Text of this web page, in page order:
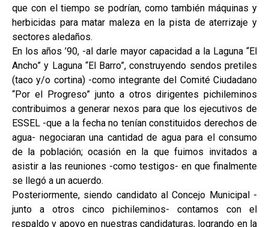
que con el tiempo se podrían, como también máquinas y
herbicidas para matar maleza en la pista de aterrizaje y
sectores aledaños.
En los años ’90, -al darle mayor capacidad a la Laguna “El
Ancho” y Laguna “El Barro”, construyendo sendos pretiles
(taco y/o cortina) -como integrante del Comité Ciudadano
“Por el Progreso” junto a otros dirigentes pichileminos
contribuimos a generar nexos para que los ejecutivos de
ESSEL -que a la fecha no tenían constituidos derechos de
agua- negociaran una cantidad de agua para el consumo
de la población; ocasión en la que fuimos invitados a
asistir a las reuniones -como testigos- en que finalmente
se llegó a un acuerdo.
Posteriormente, siendo candidato al Concejo Municipal -
junto a otros cinco pichileminos- contamos con el
respaldo y apoyo en nuestras candidaturas, logrando en la